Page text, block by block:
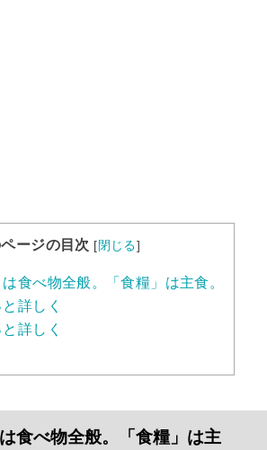
ージの目次 [閉じる]
食べ物全般。「食糧」は主食。
詳しく
詳しく
食べ物全般。「食糧」は主